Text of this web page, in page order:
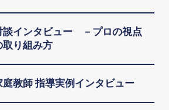
談インタビュー －プロの視点
り組み方
教師 指導実例インタビュー